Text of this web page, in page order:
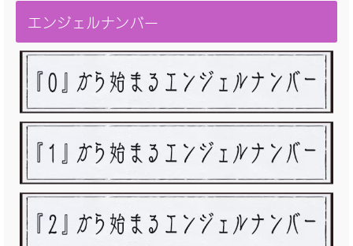
エンジェルナンバー